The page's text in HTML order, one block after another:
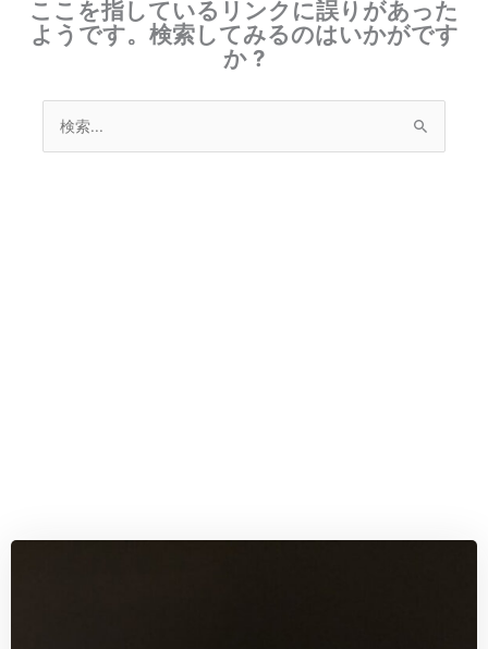
ここを指しているリンクに誤りがあった
ようです。検索してみるのはいかがです
か ?
索